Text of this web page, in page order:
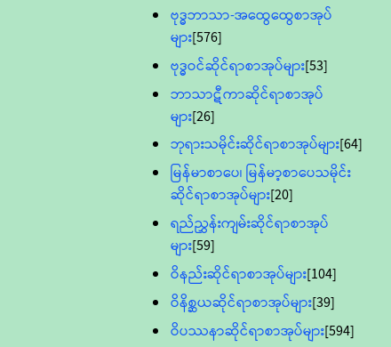
ဗုဒ္ဓဘာသာ-အထွေထွေစာအုပ်
များ[576]
ဗုဒ္ဓဝင်ဆိုင်ရာစာအုပ်များ[53]
ဘာသာဋီကာဆိုင်ရာစာအုပ်
များ[26]
ဘုရားသမိုင်းဆိုင်ရာစာအုပ်များ[64]
မြန်မာစာပေ၊ မြန်မာ့စာပေသမိုင်း
ဆိုင်ရာစာအုပ်များ[20]
ရည်ညွှန်းကျမ်းဆိုင်ရာစာအုပ်
များ[59]
ဝိနည်းဆိုင်ရာစာအုပ်များ[104]
ဝိနိစ္ဆယဆိုင်ရာစာအုပ်များ[39]
ဝိပဿနာဆိုင်ရာစာအုပ်များ[594]